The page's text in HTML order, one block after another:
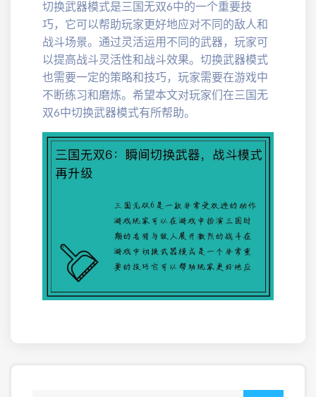
切换武器模式是三国无双6中的一个重要技
巧，它可以帮助玩家更好地应对不同的敌人和
战斗场景。通过灵活运用不同的武器，玩家可
以提高战斗灵活性和战斗效果。切换武器模式
也需要一定的策略和技巧，玩家需要在游戏中
不断练习和磨炼。希望本文对玩家们在三国无
双6中切换武器模式有所帮助。